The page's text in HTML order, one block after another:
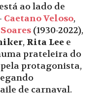
ao lado de
Caetano Veloso,
(1930-2022),
, Rita Lee e
prateleira do
protagonista,
de carnaval.